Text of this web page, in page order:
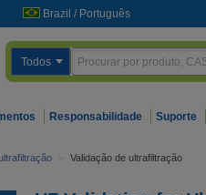
Brazil / Português
Todos
Responsabilidade Suporte
> Validação de ultrafiltração